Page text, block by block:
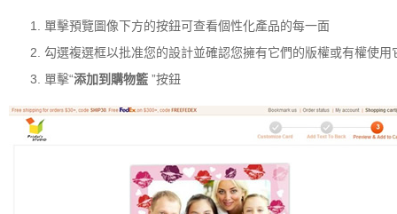
單擊預覽圖像下方的按鈕可查看個性化產品的每一面
勾選複選框以批准您的設計並確認您擁有它們的版權或有權使用
單擊“添加到購物籃 ”按鈕